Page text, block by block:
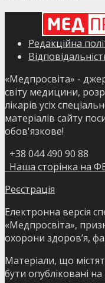
Редакційна
«Медпросвіта» -
світу медицини,
лікарів усіх
матеріалів сайту
обов'язкове!
+38 044 490 90 88
Наша сторінка на
Реєстрація
Електронна версія
«Медпросвіта»,
охорони здоров’я,
Матеріали, що
бути опубліковані